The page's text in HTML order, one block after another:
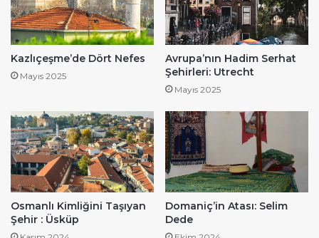
Kazlıçeşme’de Dört Nefes
Mayıs 2025
Avrupa’nın Hadim Serhat
Şehirleri: Utrecht
Mayıs 2025
Osmanlı Kimliğini Taşıyan
Şehir : Üsküp
Domaniç’in Atası: Selim
Dede